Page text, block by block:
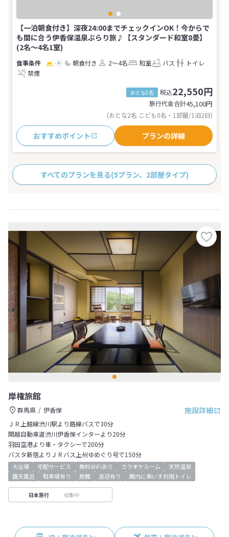
【一泊朝食付き】深夜24:00までチェックインOK！今からで
も間に合う伊香保温泉ぶらり旅♪【スタンダード和室8畳】
(2名～4名1室)
朝食付き 2～4名 和室 バス
トイレ
禁煙
おとな1名 税込22,550円
旅行代金合計45,100円
(おとな2名 こども0名・1部屋/1泊2日)
おすすめポイント プランの詳細
すべてのプランを見る(5プラン、2部屋タイプ)
岸権旅館
施設詳細
群馬県
伊香保
ＪＲ上越線渋川駅より路線バスで30分
関越自動車道渋川伊香保インターより20分
羽田空港より車・タクシーで200分
バスタ新宿よりＪＲバス上州ゆめぐり号で150分
大浴場 宅配サービス 無料WiFiあり カラオケルーム
天然温泉
露天風呂
駐車場有り 旅館 送迎有り 館内に車いす利用トイレ
日本旅行 収集中